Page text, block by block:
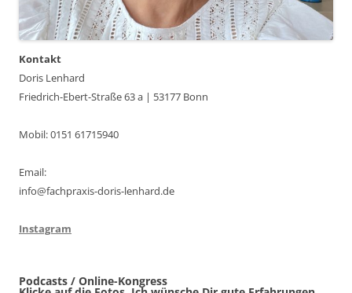
Kontakt
Doris Lenhard
Friedrich-Ebert-Straße 63 a | 53177 Bonn
Mobil: 0151 61715940
Email:
info@fachpraxis-doris-lenhard.de
Instagram
Podcasts / Online-Kongress